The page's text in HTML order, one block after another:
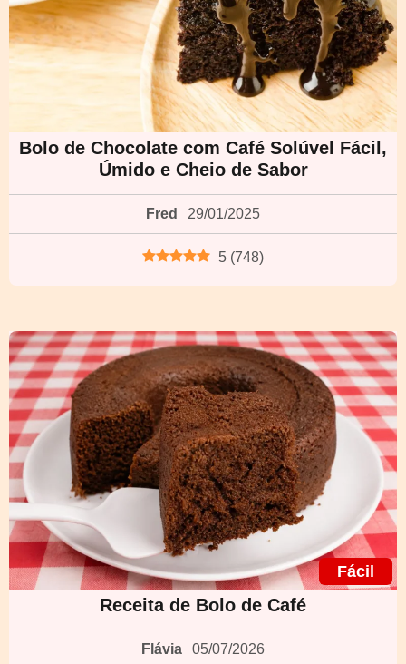
Bolo de Chocolate com Café Solúvel Fácil,
Úmido e Cheio de Sabor
Fred 29/01/2025
5 (748)
Fácil
Receita de Bolo de Café
Flávia 05/07/2026